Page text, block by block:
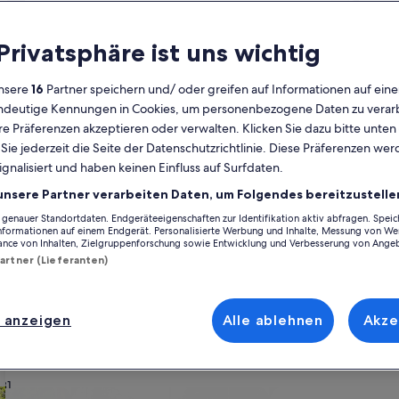
Derzeit
die
Monate
August
2026
und
September
angezeigt.
MoMontag
DiDienstag
MiMittwoch
DoDonnerstag
Fr Freitag
SaSamstag
SoSonntag
3 4 5 6 7 8 9
10 11 12
23
30
31
MoMontag
Di
7 8 9
21 22
28 29
del Viento, die perfekt für dein Zuhause in der Ferne sind. Egal,
legst. Was so dazugehört? Beispielsweise ein Garten und ein
Angebot bei uns ist vielfältig und umfasst Optionen, die geeignet
deinem Geschmack
oder Apartments
ist uns wichtig
16 Partner speichern und/ oder greifen auf Informationen auf
Kennungen in Cookies, um personenbezogene Daten zu
Präferenzen akzeptieren oder verwalten. Klicken Sie dazu bitte
jederzeit die Seite der Datenschutzrichtlinie. Diese Präferenzen
und haben keinen Einfluss auf Surfdaten.
Partner verarbeiten Daten, um Folgendes
Standortdaten. Endgeräteeigenschaften zur Identifikation aktiv abfragen.
auf einem Endgerät. Personalisierte Werbung und Inhalte, Messung von
von Inhalten, Zielgruppenforschung sowie Entwicklung und Verbesserung von
(Lieferanten)
Alle ablehnen